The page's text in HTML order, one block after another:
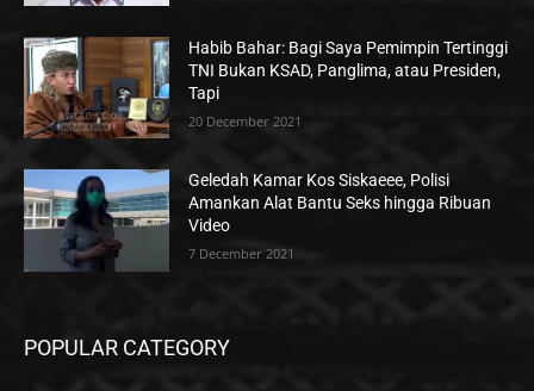
Habib Bahar: Bagi Saya Pemimpin Tertinggi
TNI Bukan KSAD, Panglima, atau Presiden,
Tapi
20 December 2021
Geledah Kamar Kos Siskaeee, Polisi
Amankan Alat Bantu Seks hingga Ribuan
Video
7 December 2021
POPULAR CATEGORY